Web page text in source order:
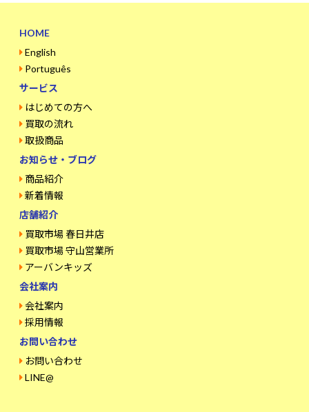
HOME
English
Português
サービス
はじめての方へ
買取の流れ
取扱商品
お知らせ・ブログ
商品紹介
新着情報
店舗紹介
買取市場 春日井店
買取市場 守山営業所
アーバンキッズ
会社案内
会社案内
採用情報
お問い合わせ
お問い合わせ
LINE@